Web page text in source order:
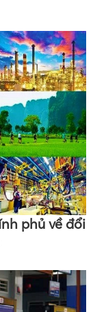
phủ về đổi